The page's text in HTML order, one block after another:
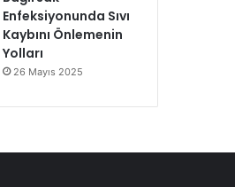
Enfeksiyonunda Sıvı
Kaybını Önlemenin
Yolları
26 Mayıs 2025